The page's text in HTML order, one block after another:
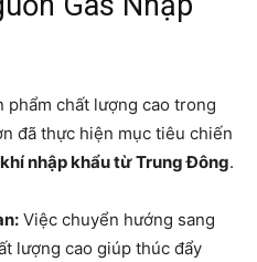
phẩm chất lượng cao trong
đã thực hiện mục tiêu chiến
nhập khẩu từ Trung Đông.
Việc chuyển hướng sang
lượng cao giúp thúc đẩy